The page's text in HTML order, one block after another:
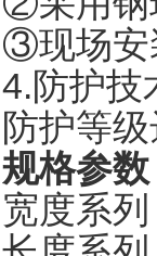
③现场安
4.防护技
防护等
规格参
宽度系